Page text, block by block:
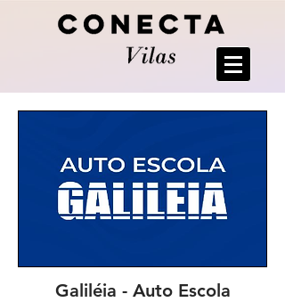
Galiléia - Auto Escola